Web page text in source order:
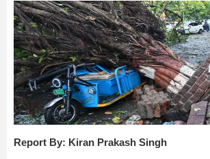
Report By: Kiran Prakash Singh